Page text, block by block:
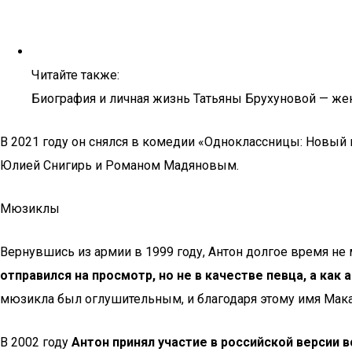
Читайте также:
Биография и личная жизнь Татьяны Брухуновой —
В 2021 году он снялся в комедии «Одноклассницы:
Юлией Снигирь и Романом Мадяновым.
Мюзиклы
Вернувшись из армии в 1999 году, Антон долгое время не
отправился на просмотр, но не в качестве певца, а как
мюзикла был оглушительным, и благодаря этому имя
В 2002 году Антон принял участие в российской